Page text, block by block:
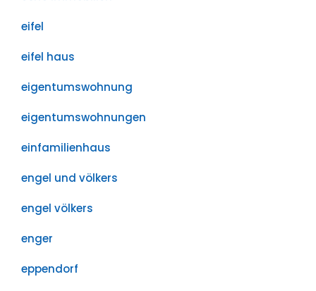
eifel
eifel haus
eigentumswohnung
eigentumswohnungen
einfamilienhaus
engel und völkers
engel völkers
enger
eppendorf